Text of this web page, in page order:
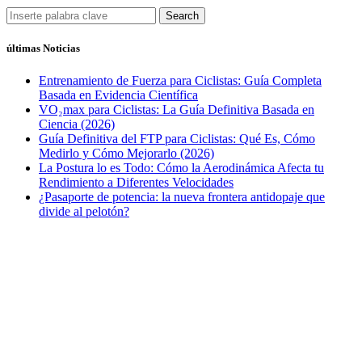
Search
últimas Noticias
Entrenamiento de Fuerza para Ciclistas: Guía Completa
Basada en Evidencia Científica
VO₂max para Ciclistas: La Guía Definitiva Basada en
Ciencia (2026)
Guía Definitiva del FTP para Ciclistas: Qué Es, Cómo
Medirlo y Cómo Mejorarlo (2026)
La Postura lo es Todo: Cómo la Aerodinámica Afecta tu
Rendimiento a Diferentes Velocidades
¿Pasaporte de potencia: la nueva frontera antidopaje que
divide al pelotón?